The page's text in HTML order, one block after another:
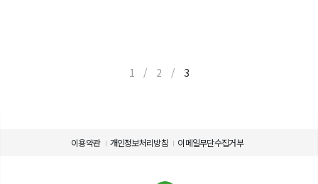
1 / 2 / 3
이용약관 개인정보처리방침 이메일무단수집거부